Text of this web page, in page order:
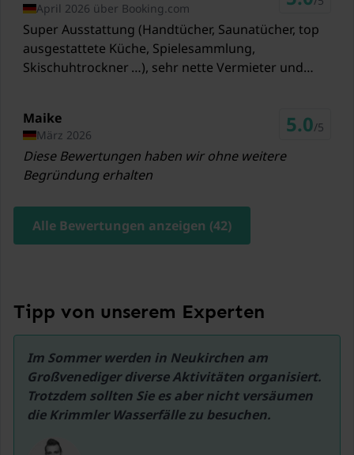
Skilift Kitzsteinhorn/Maiskogel
46,4 km
Skilift Nagelköpfl
34,6 km
41,3 km
Skilift Wildkogel
400 Meter
Skilift KitzSki
11,2 km
April 2026 über Booking.com
Super Ausstattung (Handtücher, Saunatücher, top
ausgestattete Küche, Spielesammlung,
Skischuhtrockner …), sehr nette Vermieter und
Maike
März 2026 5.0/5
Diese Bewertungen haben wir ohne weitere
Begründung erhalten
Alle Bewertungen anzeigen (42)
Tipp von unserem Experten
Im Sommer werden in Neukirchen am
Großvenediger diverse Aktivitäten organisiert.
Trotzdem sollten Sie es aber nicht versäumen
die Krimmler Wasserfälle zu besuchen.